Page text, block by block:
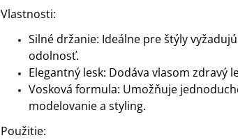
Vlastnosti:
Silné držanie: Ideálne pre štýly
odolnosť.
Elegantný lesk: Dodáva vlasom zdravý
Vosková formula: Umožňuje
modelovanie a styling.
Použitie: